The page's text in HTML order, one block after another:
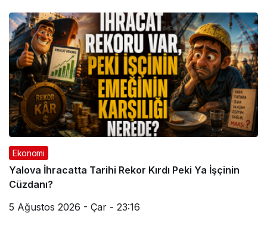
Ekonomi
Yalova İhracatta Tarihi Rekor Kırdı Peki Ya İşçinin
Cüzdanı?
5 Ağustos 2026 - Çar - 23:16